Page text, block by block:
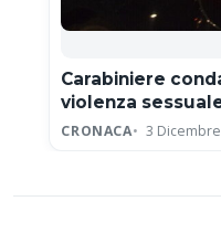
Carabiniere
violenza
CRONACA 3